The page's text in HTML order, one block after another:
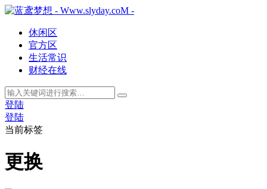
休闲区
官方区
生活常识
财经在线
登陆
登陆
当前标签
更换